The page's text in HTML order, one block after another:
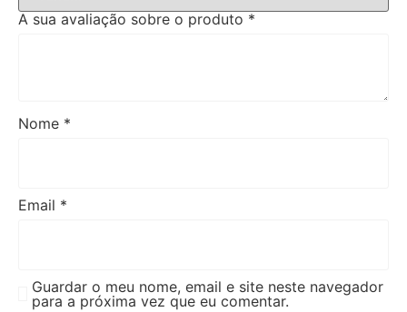
A sua avaliação sobre o produto *
Nome *
Email *
Guardar o meu nome, email e site neste navegador
para a próxima vez que eu comentar.